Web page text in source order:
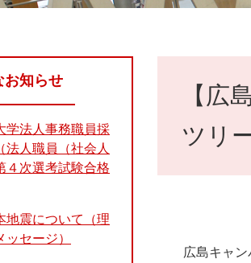
【広
ツリ
広島キャンパ
お知らせ
学法人事務職員採
法人職員（社会人
４次選考試験合格
地震について（理
セージ）